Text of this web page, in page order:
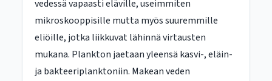
vedessä vapaasti eläville, useimmiten
mikroskooppisille mutta myös suuremmille
eliöille, jotka liikkuvat lähinnä virtausten
mukana. Plankton jaetaan yleensä kasvi-, eläin-
ja bakteeriplanktoniin. Makean veden